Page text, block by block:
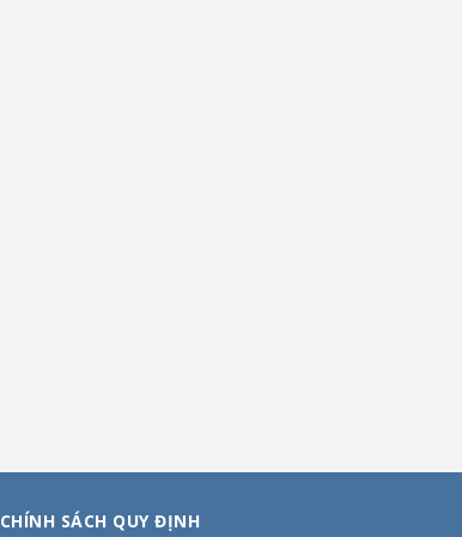
CHÍNH SÁCH QUY ĐỊNH